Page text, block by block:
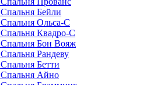
Спальня Бейли
Спальня Ольса-С
Спальня Квадро-С
Спальня Бон Вояж
Спальня Рандеву
Спальня Бетти
Спальня Айно